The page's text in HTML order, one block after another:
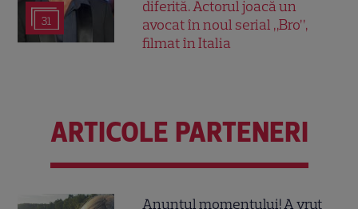
31
diferită. Actorul joacă un
avocat în noul serial „Bro”,
filmat în Italia
ARTICOLE PARTENERI
Anunțul momentului! A vrut